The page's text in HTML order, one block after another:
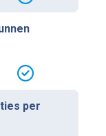
per